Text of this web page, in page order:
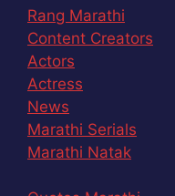
Rang Marathi
Content Creators
Actors
Actress
News
Marathi Serials
Marathi Natak